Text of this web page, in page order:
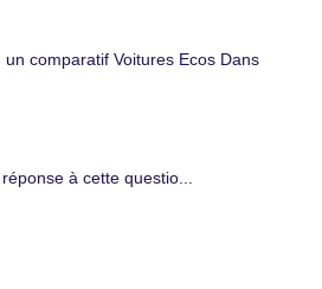
comparatif Voitures Ecos Dans
à cette questio...